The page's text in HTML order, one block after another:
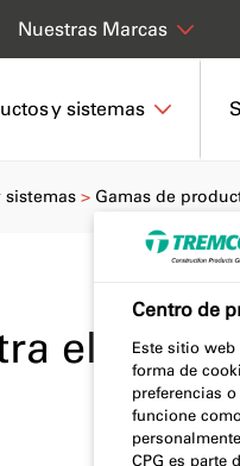
y sistemas
Nuestras Marcas
el fuego
sistemas Gamas de
Centro de
Este sitio
forma de
preferencias
funcione
CPG es parte